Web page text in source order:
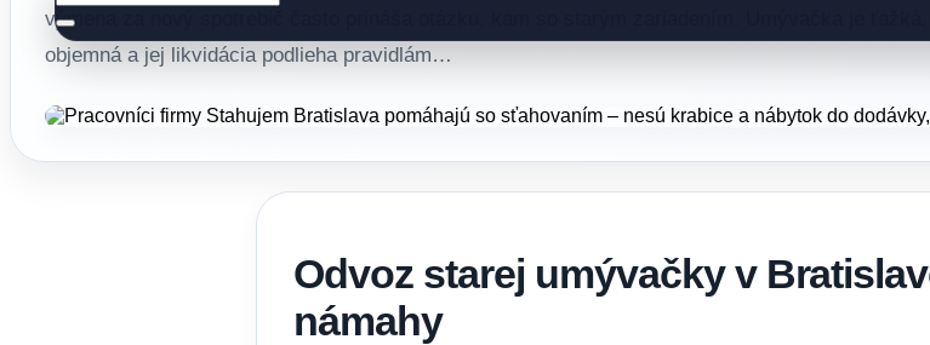
výmena za nový spotrebič často prináša otázku, kam so starým zariadením. Umývačka je ťažká,
objemná a jej likvidácia podlieha pravidlám…
Odvoz starej umývačky v
námahy